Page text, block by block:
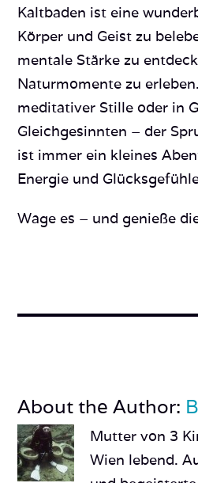
Kaltbaden ist eine
Körper und Geist zu
mentale Stärke zu
Naturmomente zu
meditativer Stille oder in
Gleichgesinnten – der
ist immer ein kleines
Energie und
Wage es – und genieße
About the Author:
Mutter von 3
Wien lebend.